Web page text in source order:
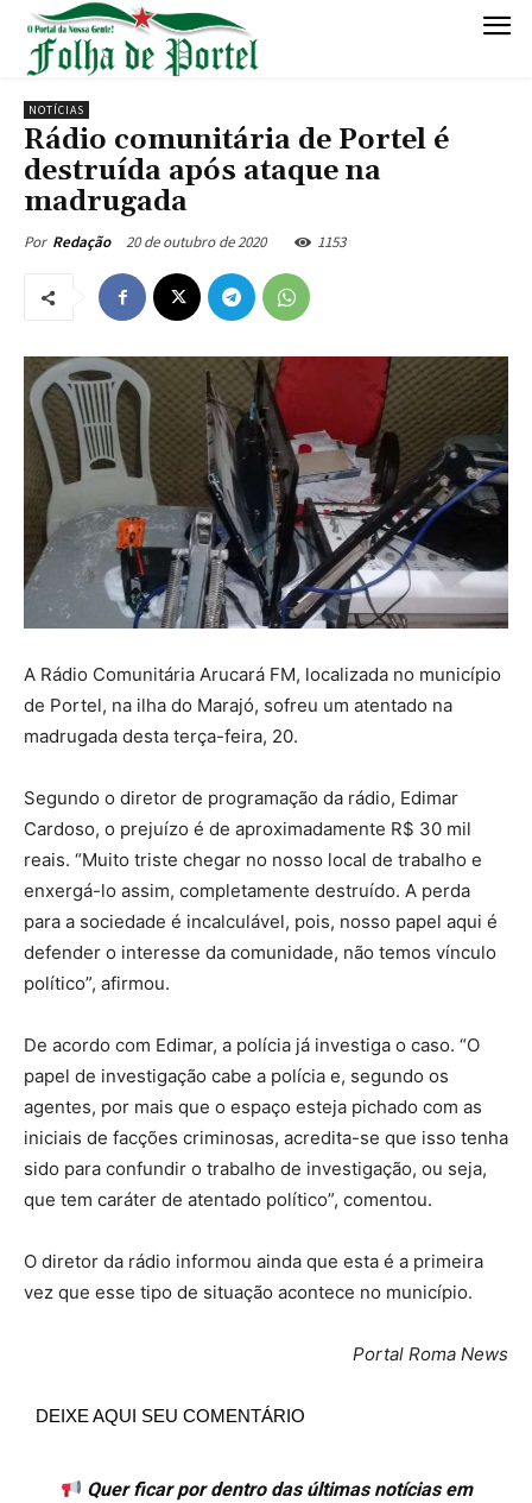
NOTÍCIAS
Rádio comunitária de Portel é
destruída após ataque na
madrugada
Por Redação 20 de outubro de 2020 1153
A Rádio Comunitária Arucará FM, localizada no município
de Portel, na ilha do Marajó, sofreu um atentado na
madrugada desta terça-feira, 20.
Segundo o diretor de programação da rádio, Edimar
Cardoso, o prejuízo é de aproximadamente R$ 30 mil
reais. “Muito triste chegar no nosso local de trabalho e
enxergá-lo assim, completamente destruído. A perda
para a sociedade é incalculável, pois, nosso papel aqui é
defender o interesse da comunidade, não temos vínculo
político”, afirmou.
De acordo com Edimar, a polícia já investiga o caso. “O
papel de investigação cabe a polícia e, segundo os
agentes, por mais que o espaço esteja pichado com as
iniciais de facções criminosas, acredita-se que isso tenha
sido para confundir o trabalho de investigação, ou seja,
que tem caráter de atentado político”, comentou.
O diretor da rádio informou ainda que esta é a primeira
vez que esse tipo de situação acontece no município.
Portal Roma News
DEIXE AQUI SEU COMENTÁRIO
Quer ficar por dentro das últimas notícias em